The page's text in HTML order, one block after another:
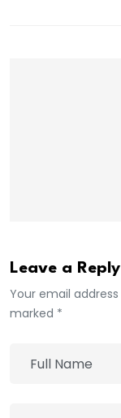
Leave a Reply
Your email
marked *